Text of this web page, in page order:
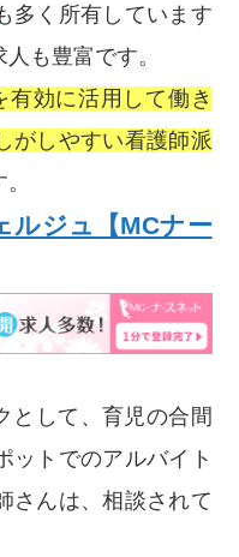
多く所有しています
も豊富です。
有効に活用して働き
がしやすい看護師派
ルジュ【MCナー
として、育児の合間
ットでのアルバイト
さんは、相談されて